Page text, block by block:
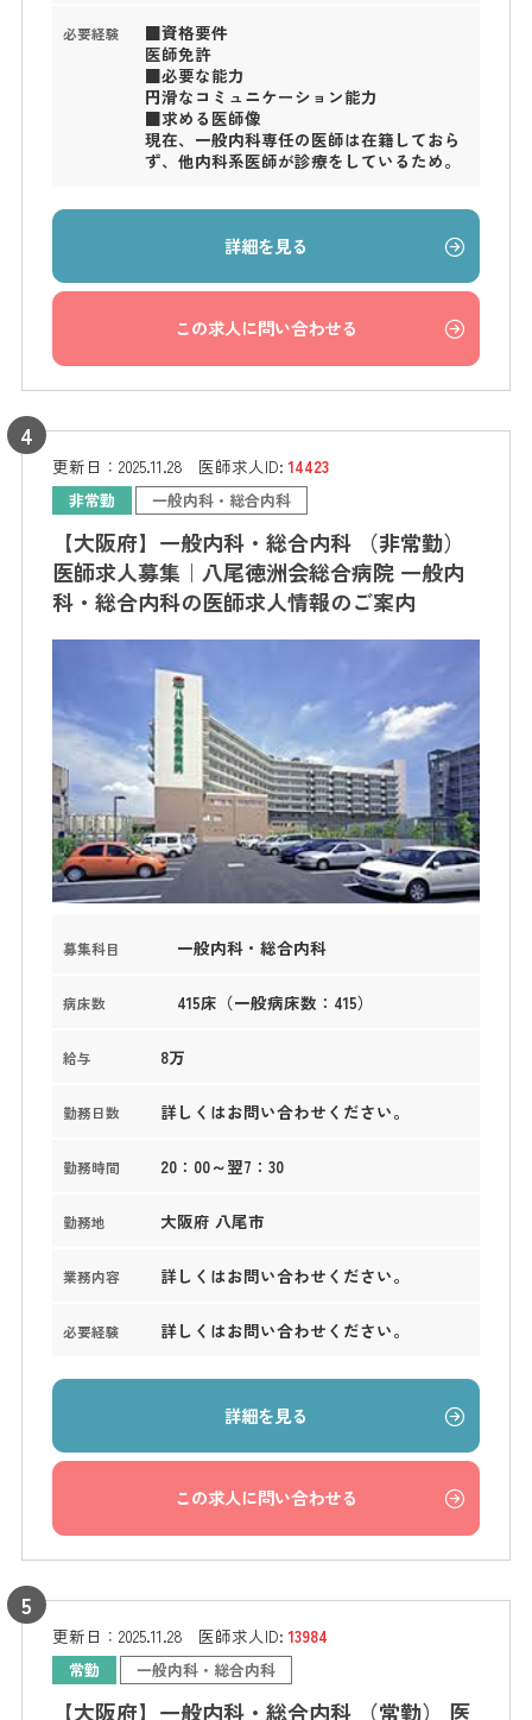
必要経験
■資格要件
医師免許
■必要な能力
円滑なコミュニケーション能力
■求める医師像
現在、一般内科専任の医師は在籍しておら
ず、他内科系医師が診療をしているため。
詳細を見る
この求人に問い合わせる
更新日： 2025.11.28 医師求人ID:14423
非常勤 一般内科・総合内科
【大阪府】一般内科・総合内科 （非常勤）
医師求人募集｜八尾徳洲会総合病院 一般内
科・総合内科の医師求人情報のご案内
募集科目 一般内科・総合内科
病床数 415床（一般病床数：415）
給与 8万
勤務日数 詳しくはお問い合わせください。
勤務時間 20：00～翌7：30
勤務地 大阪府 八尾市
業務内容 詳しくはお問い合わせください。
必要経験 詳しくはお問い合わせください。
詳細を見る
この求人に問い合わせる
更新日： 2025.11.28 医師求人ID:13984
常勤 一般内科・総合内科
【大阪府】一般内科・総合内科 （常勤） 医